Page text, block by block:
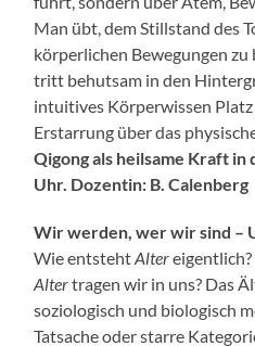
Man übt, dem Stillstand des
körperlichen Bewegungen zu
tritt behutsam in den
intuitives Körperwissen
Erstarrung über das
Qigong als heilsame Kraft in
Uhr. Dozentin: B. Calenberg
Wir werden, wer wir sind –
Wie entstehtAlter
Altertragen wir in uns? Das
soziologisch und biologisch
Tatsache oder starre